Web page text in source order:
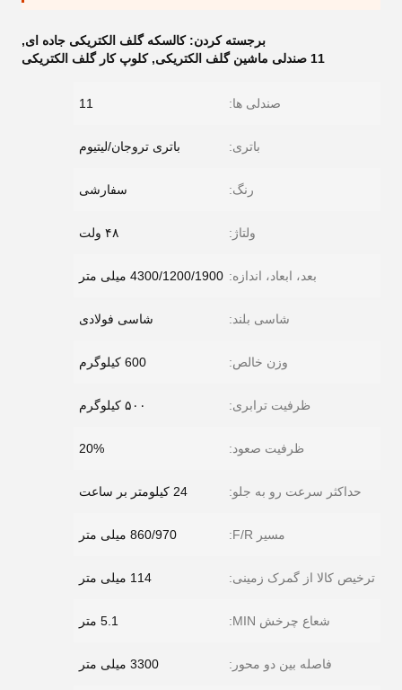
برجسته کردن:کالسکه گلف الکتریکی جاده ای,
11 صندلی ماشین گلف الکتریکی
,کلوپ کار گلف الکتریکی
صندلی ها: 11
باتری: باتری تروجان/لیتیوم
رنگ: سفارشی
ولتاژ: ۴۸ ولت
بعد، ابعاد، اندازه: 4300/1200/1900 میلی متر
شاسی بلند: شاسی فولادی
وزن خالص: 600 کیلوگرم
ظرفیت ترابری: ۵۰۰ کیلوگرم
ظرفیت صعود: 20%
حداکثر سرعت رو به جلو: 24 کیلومتر بر ساعت
مسیر F/R: 860/970 میلی متر
ترخیص کالا از گمرک زمینی: 114 میلی متر
شعاع چرخش MIN: 5.1 متر
فاصله بین دو محور: 3300 میلی متر